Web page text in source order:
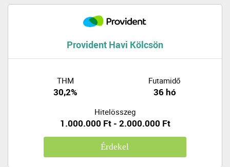
Provident Havi Kölcsön
THM
30,2%
Futamidő
36 hó
Hitelösszeg
1.000.000 Ft - 2.000.000 Ft
Érdekel